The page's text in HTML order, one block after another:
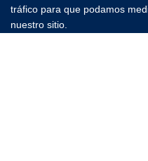
tráfico para que podamos
nuestro sitio.